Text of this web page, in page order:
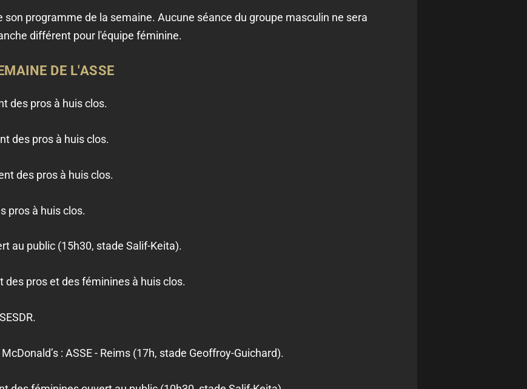
son programme de la semaine. Aucune séance du groupe masculin ne sera
différent pour l'équipe féminine.
DE L'ASSE
des pros à huis clos.
des pros à huis clos.
des pros à huis clos.
pros à huis clos.
au public (15h30, stade Salif-Keita).
des pros et des féminines à huis clos.
: ASSE - Reims (17h, stade Geoffroy-Guichard).